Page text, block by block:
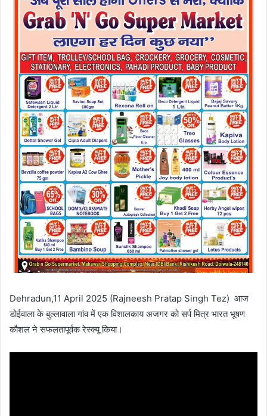
Dehradun,11 April 2025 (Rajneesh Pratap Singh Tez) आज
डोईवाला के बुल्लावाला गांव में एक विशालकाय अजगर को सर्प मित्र भारत भूषण
कौशल ने सफलतापूर्वक रेस्क्यू किया।